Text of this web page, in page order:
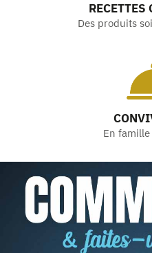
Des produits
En